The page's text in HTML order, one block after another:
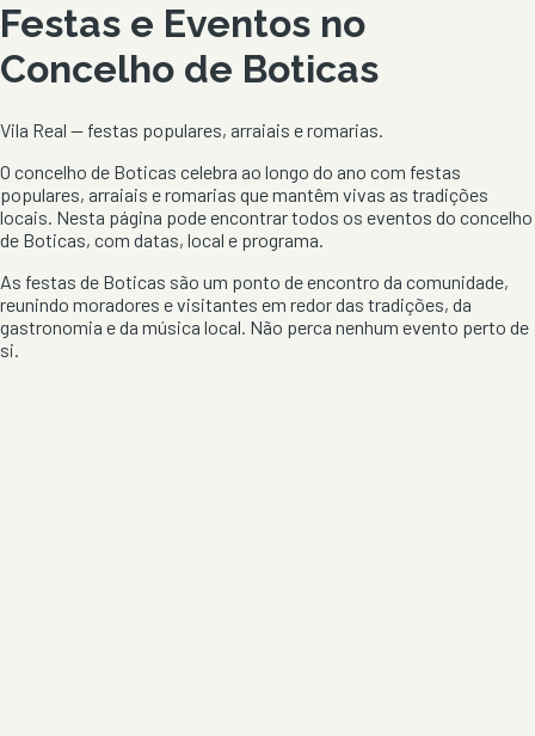
Festas e Eventos no
Concelho de Boticas
Vila Real — festas populares, arraiais e romarias.
O concelho de Boticas celebra ao longo do ano com festas
populares, arraiais e romarias que mantêm vivas as tradições
locais. Nesta página pode encontrar todos os eventos do concelho
de Boticas, com datas, local e programa.
As festas de Boticas são um ponto de encontro da comunidade,
reunindo moradores e visitantes em redor das tradições, da
gastronomia e da música local. Não perca nenhum evento perto de
si.